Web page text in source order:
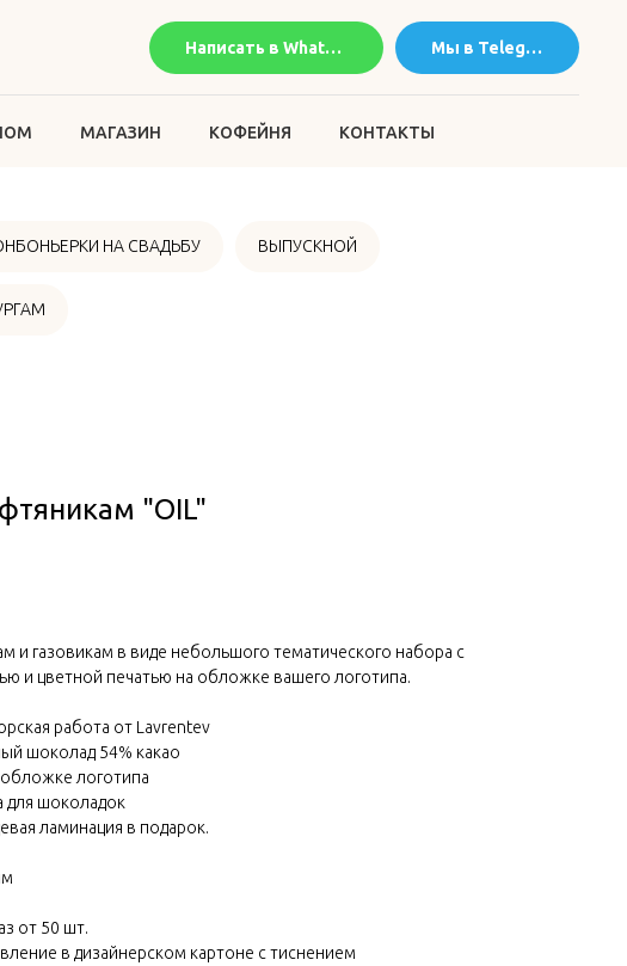
Написать в WhatsApp Мы в Telegram
МАГАЗИН КОФЕЙНЯ КОНТАКТЫ
НА СВАДЬБУ ВЫПУСКНОЙ
"OIL"
и газовикам в виде небольшого тематического набора с
и цветной печатью на обложке вашего логотипа.
работа от Lavrentev
шоколад 54% какао
обложке логотипа
для шоколадок
ламинация в подарок.
от 50 шт.
в дизайнерском картоне с тиснением